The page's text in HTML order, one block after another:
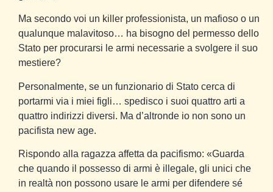
Ma secondo voi un killer professionista, un mafioso o un
qualunque malavitoso… ha bisogno del permesso dello
Stato per procurarsi le armi necessarie a svolgere il suo
mestiere?
Personalmente, se un funzionario di Stato cerca di
portarmi via i miei figli… spedisco i suoi quattro arti a
quattro indirizzi diversi. Ma d’altronde io non sono un
pacifista new age.
Rispondo alla ragazza affetta da pacifismo: «Guarda
che quando il possesso di armi è illegale, gli unici che
in realtà non possono usare le armi per difendere sé